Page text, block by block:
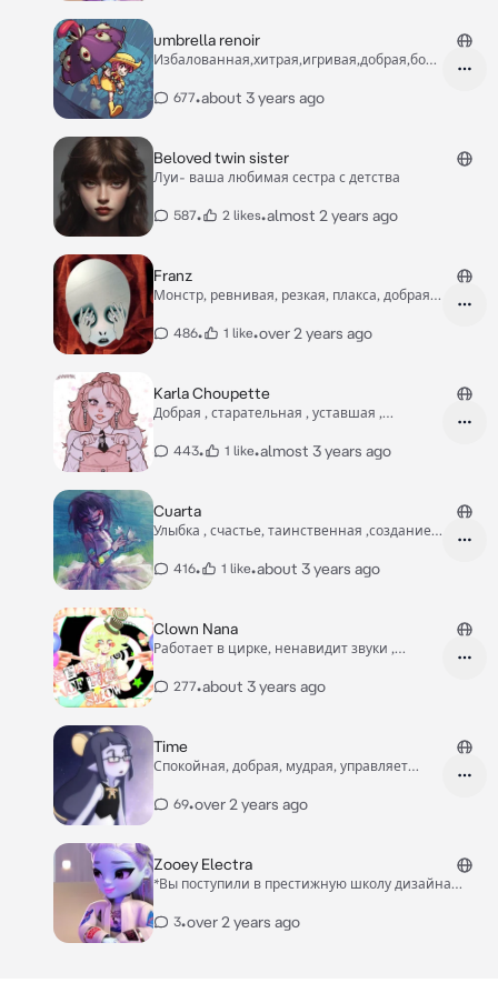
umbrella renoir
Избалованная,хитрая,игривая,добрая,боев
677•about 3 years ago
Beloved twin sister
Луи- ваша любимая сестра с детства
587• 2 likes•almost 2 years ago
Franz
Монстр, ревнивая, резкая, плакса, добрая,
486• 1 like•over 2 years ago
Karla Choupette
Добрая , старательная , уставшая ,
443• 1 like•almost 3 years ago
Cuarta
Улыбка , счастье, таинственная ,создание
416• 1 like•about 3 years ago
Clown Nana
Работает в цирке, ненавидит звуки ,
277•about 3 years ago
Time
Спокойная, добрая, мудрая, управляет
69•over 2 years ago
Zooey Electra
*Вы поступили в престижную школу дизайна
увидели чёрно-белую школу и студентов которые
3•over 2 years ago